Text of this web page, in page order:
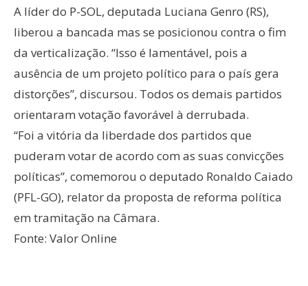
A líder do P-SOL, deputada Luciana Genro (RS),
liberou a bancada mas se posicionou contra o fim
da verticalização. “Isso é lamentável, pois a
ausência de um projeto político para o país gera
distorções”, discursou. Todos os demais partidos
orientaram votação favorável à derrubada.
“Foi a vitória da liberdade dos partidos que
puderam votar de acordo com as suas convicções
políticas”, comemorou o deputado Ronaldo Caiado
(PFL-GO), relator da proposta de reforma política
em tramitação na Câmara.
Fonte: Valor Online